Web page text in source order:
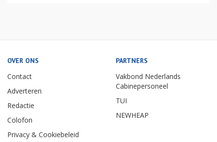
OVER ONS
Contact
Adverteren
Redactie
Colofon
Privacy & Cookiebeleid
PARTNERS
Vakbond Nederlands
Cabinepersoneel
TUI
NEWHEAP